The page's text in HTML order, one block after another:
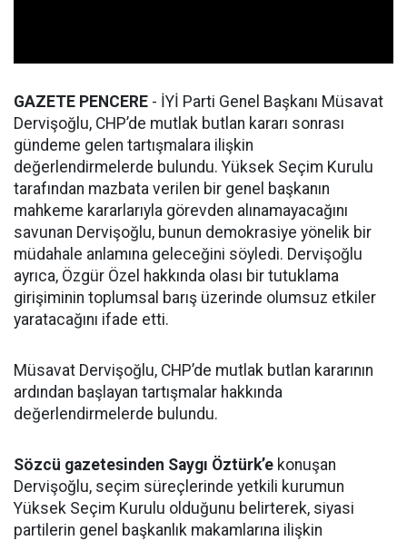
GAZETE PENCERE - İYİ Parti Genel Başkanı Müsavat
Dervişoğlu, CHP’de mutlak butlan kararı sonrası
gündeme gelen tartışmalara ilişkin
değerlendirmelerde bulundu. Yüksek Seçim Kurulu
tarafından mazbata verilen bir genel başkanın
mahkeme kararlarıyla görevden alınamayacağını
savunan Dervişoğlu, bunun demokrasiye yönelik bir
müdahale anlamına geleceğini söyledi. Dervişoğlu
ayrıca, Özgür Özel hakkında olası bir tutuklama
girişiminin toplumsal barış üzerinde olumsuz etkiler
yaratacağını ifade etti.
Müsavat Dervişoğlu, CHP’de mutlak butlan kararının
ardından başlayan tartışmalar hakkında
değerlendirmelerde bulundu.
Sözcü gazetesinden Saygı Öztürk’e konuşan
Dervişoğlu, seçim süreçlerinde yetkili kurumun
Yüksek Seçim Kurulu olduğunu belirterek, siyasi
partilerin genel başkanlık makamlarına ilişkin